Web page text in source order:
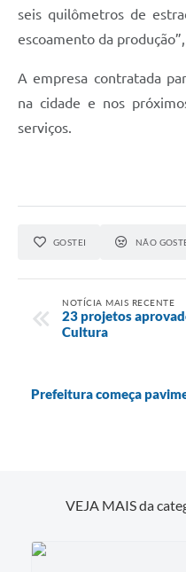
seis quilômetros de
escoamento da
A empresa contratada
na cidade e nos
serviços.
GOSTEI NÃO
NOTÍCIA MAIS RECENTE
23 projetos
Cultura
Prefeitura começa
VEJA MAIS da